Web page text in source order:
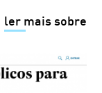
ler mais sobre